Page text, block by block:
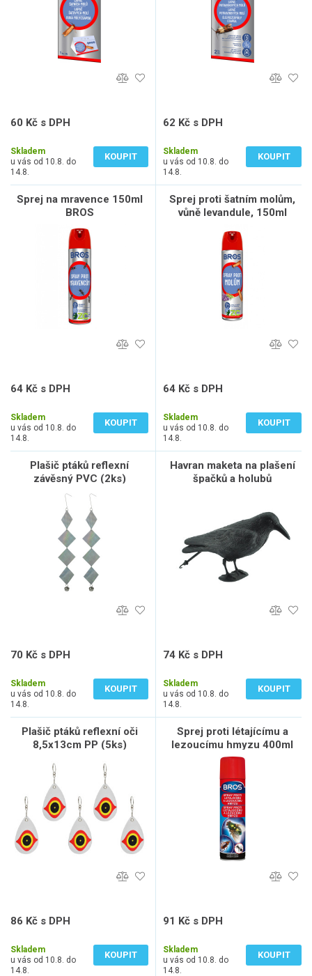
60 Kč s DPH
Skladem
u vás od 10.8. do
14.8.
KOUPIT
62 Kč s DPH
Skladem
u vás od 10.8. do
14.8.
KOUPIT
Sprej na mravence 150ml
BROS
64 Kč s DPH
Skladem
u vás od 10.8. do
14.8.
KOUPIT
Sprej proti šatním molům,
vůně levandule, 150ml
64 Kč s DPH
Skladem
u vás od 10.8. do
14.8.
KOUPIT
Plašič ptáků reflexní
závěsný PVC (2ks)
70 Kč s DPH
Skladem
u vás od 10.8. do
14.8.
KOUPIT
Havran maketa na plašení
špačků a holubů
74 Kč s DPH
Skladem
u vás od 10.8. do
14.8.
KOUPIT
Plašič ptáků reflexní oči
8,5x13cm PP (5ks)
86 Kč s DPH
Skladem
u vás od 10.8. do
14.8.
KOUPIT
Sprej proti létajícímu a
lezoucímu hmyzu 400ml
BROS
91 Kč s DPH
Skladem
u vás od 10.8. do
14.8.
KOUPIT